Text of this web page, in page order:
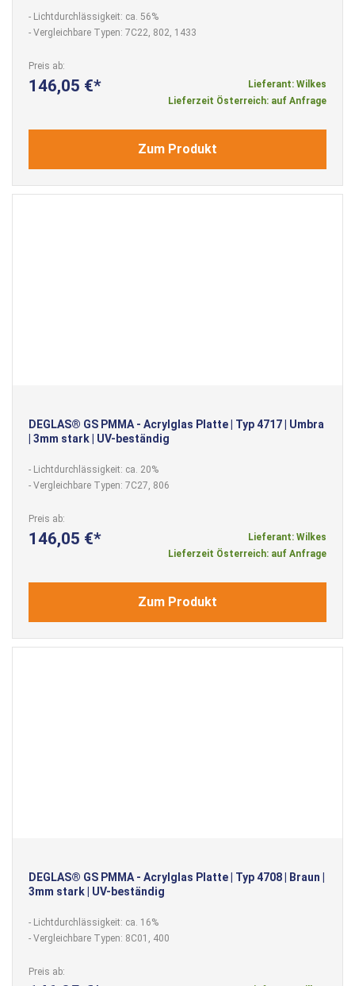
- Lichtdurchlässigkeit: ca. 56%
- Vergleichbare Typen: 7C22, 802, 1433
Preis ab
146,05 €
Lieferant: Wilkes
Lieferzeit Österreich: auf Anfrage
Zum Produkt
DEGLAS® GS PMMA - Acrylglas Platte | Typ 4717 | Umbra
| 3mm stark | UV-beständig
- Lichtdurchlässigkeit: ca. 20%
- Vergleichbare Typen: 7C27, 806
Preis ab
146,05 €
Lieferant: Wilkes
Lieferzeit Österreich: auf Anfrage
Zum Produkt
DEGLAS® GS PMMA - Acrylglas Platte | Typ 4708 | Braun |
3mm stark | UV-beständig
- Lichtdurchlässigkeit: ca. 16%
- Vergleichbare Typen: 8C01, 400
Preis ab